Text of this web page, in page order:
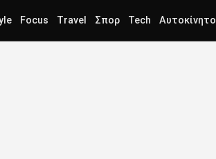
Focus Travel Σπορ Tech Αυτοκίνητο